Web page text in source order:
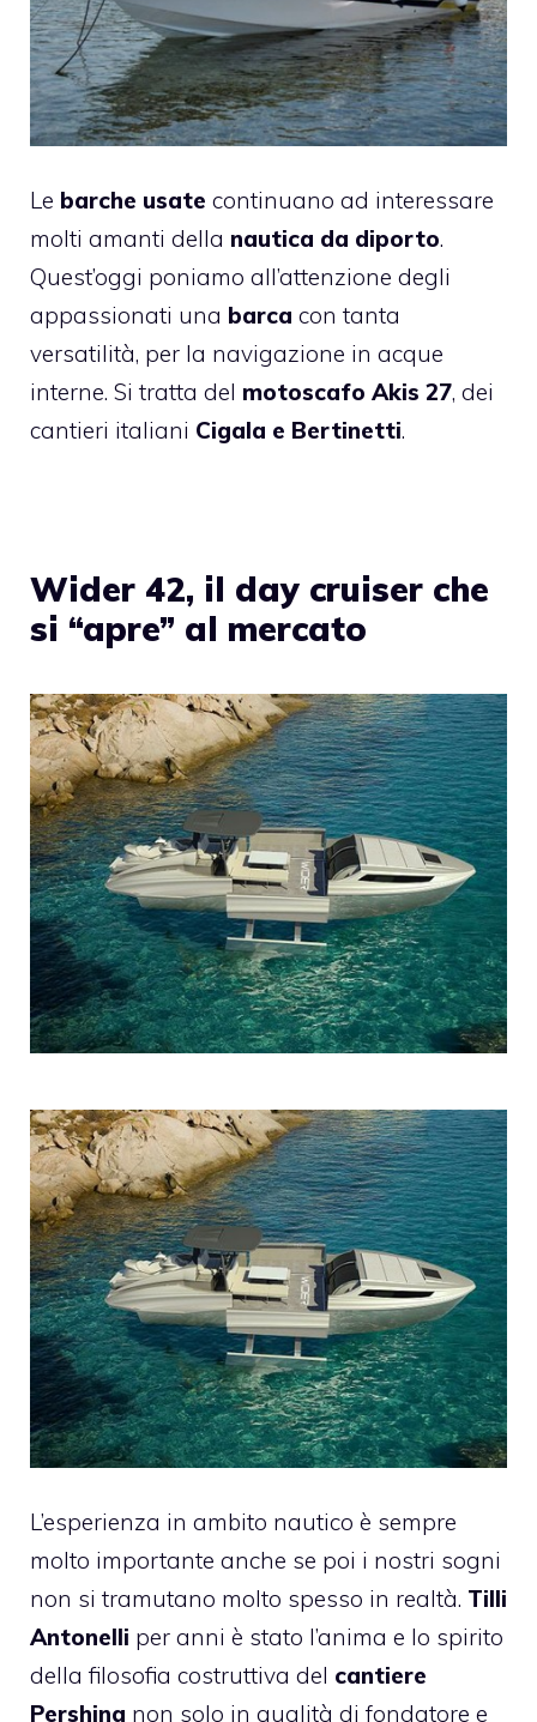
Le barche usate continuano ad interessare
molti amanti della nautica da diporto.
Quest’oggi poniamo all’attenzione degli
appassionati una barca con tanta
versatilità, per la navigazione in acque
interne. Si tratta del motoscafo Akis 27, dei
cantieri italiani Cigala e Bertinetti.
Wider 42, il day cruiser che
si “apre” al mercato
L’esperienza in ambito nautico è sempre
molto importante anche se poi i nostri sogni
non si tramutano molto spesso in realtà. Tilli
Antonelli per anni è stato l’anima e lo spirito
della filosofia costruttiva del cantiere
Pershing non solo in qualità di fondatore e